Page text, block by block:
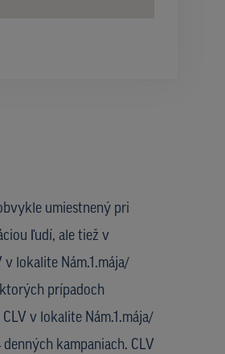
umiestnený pri
ľudí, ale tiež v
lokalite Nám.1.mája/
prípadoch
v lokalite Nám.1.mája/
kampaniach. CLV